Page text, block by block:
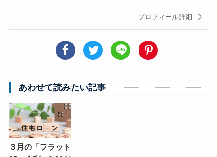
プロフィール詳細
あわせて読みたい記事
３月の「フラット